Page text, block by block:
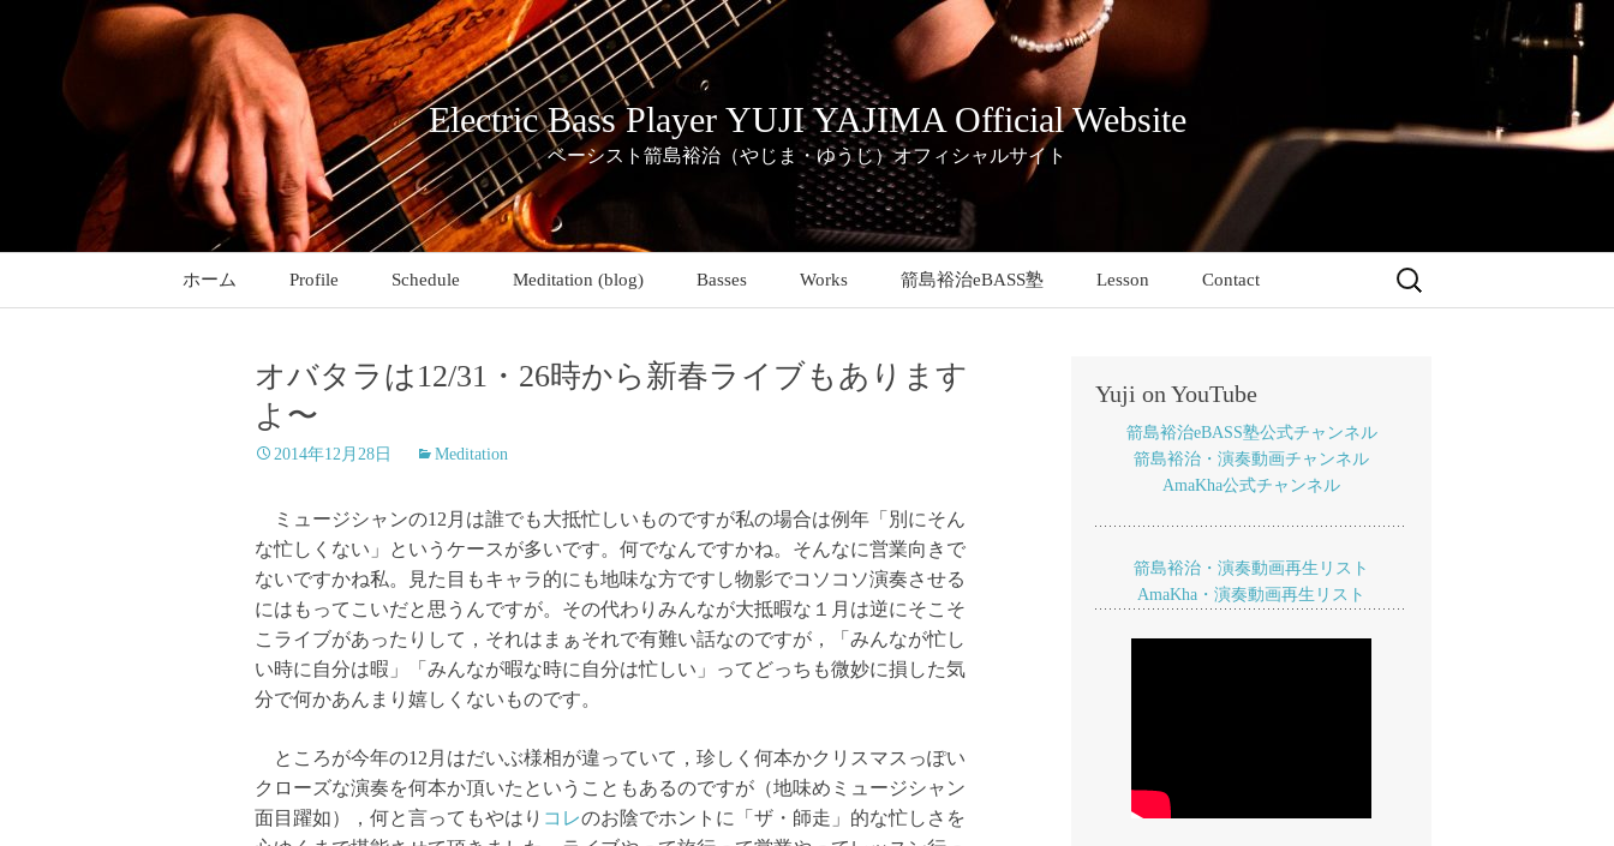
ッ
Electric Bass Player YUJI YAJIMA Official Website
ベーシスト箭島裕治（やじま・ゆうじ）オフィシャルサイト
ホーム Profile Schedule Meditation (blog) Basses Works 箭島裕治eBASS塾 Lesson Contact
検
オバタラは12/31・26時から新春ライブもあります
よ〜
2014年12月28日 Meditation
ミュージシャンの12月は誰でも大抵忙しいものですが私の場合は例年「別にそん
な忙しくない」というケースが多いです。何でなんですかね。そんなに営業向きで
ないですかね私。見た目もキャラ的にも地味な方ですし物影でコソコソ演奏させる
にはもってこいだと思うんですが。その代わりみんなが大抵暇な１月は逆にそこそ
こライブがあったりして，それはまぁそれで有難い話なのですが，「みんなが忙し
い時に自分は暇」「みんなが暇な時に自分は忙しい」ってどっちも微妙に損した気
分で何かあんまり嬉しくないものです。
ところが今年の12月はだいぶ様相が違っていて，珍しく何本かクリスマスっぽい
クローズな演奏を何本か頂いたということもあるのですが（地味めミュージシャン
面目躍如），何と言ってもやはり コレのお陰でホントに「ザ・師走」的な忙しさを
Yuji on YouTube
箭島裕治eBASS塾公式チャンネル
箭島裕治・演奏動画チャンネル
AmaKha公式チャンネル
箭島裕治・演奏動画再生リスト
AmaKha・演奏動画再生リスト